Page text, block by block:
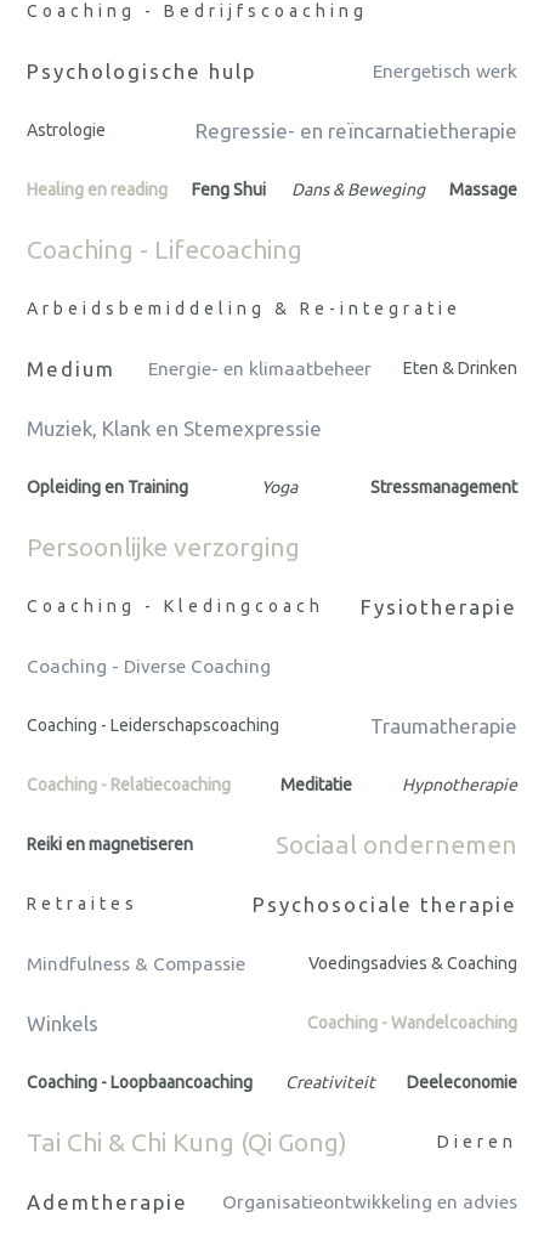
Coaching - Bedrijfscoaching
Psychologische hulp Energetisch werk
Astrologie Regressie- en reïncarnatietherapie
Healing en reading Feng Shui Dans & Beweging Massage
Coaching - Lifecoaching
Arbeidsbemiddeling & Re-integratie
Medium Energie- en klimaatbeheer Eten & Drinken
Muziek, Klank en Stemexpressie
Opleiding en Training Yoga Stressmanagement
Persoonlijke verzorging
Coaching - Kledingcoach Fysiotherapie
Coaching - Diverse Coaching
Coaching - Leiderschapscoaching Traumatherapie
Coaching - Relatiecoaching Meditatie Hypnotherapie
Reiki en magnetiseren Sociaal ondernemen
Retraites Psychosociale therapie
Mindfulness & Compassie Voedingsadvies & Coaching
Winkels Coaching - Wandelcoaching
Coaching - Loopbaancoaching Creativiteit Deeleconomie
Tai Chi & Chi Kung (Qi Gong) Dieren
Ademtherapie Organisatieontwikkeling en advies